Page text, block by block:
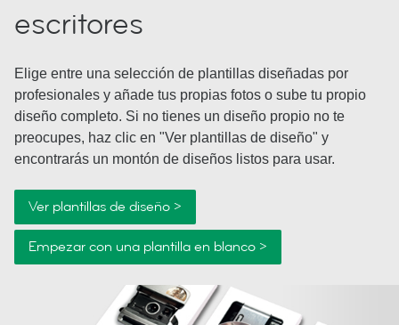
escritores
Elige entre una selección de plantillas diseñadas por
profesionales y añade tus propias fotos o sube tu propio
diseño completo. Si no tienes un diseño propio no te
preocupes, haz clic en "Ver plantillas de diseño" y
encontrarás un montón de diseños listos para usar.
Ver plantillas de diseño >
Empezar con una plantilla en blanco >